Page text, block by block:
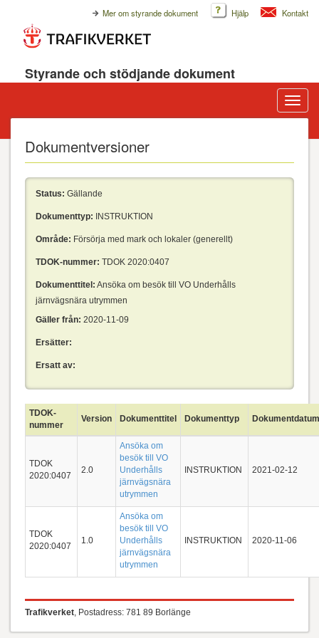
Mer om styrande dokument Hjälp Kontakt
Styrande och stödjande dokument
Visa/
meny
Dokumentversioner
Status: Gällande
Dokumenttyp: INSTRUKTION
Område: Försörja med mark och lokaler (generellt)
TDOK-nummer: TDOK 2020:0407
Dokumenttitel: Ansöka om besök till VO Underhålls
järnvägsnära utrymmen
Gäller från: 2020-11-09
Ersätter:
Ersatt av:
TDOK-
nummer
Version Dokumenttitel Dokumenttyp Dokumentdatum
TDOK
2020:0407
2.0
Ansöka om
besök till VO
Underhålls
järnvägsnära
utrymmen
INSTRUKTION 2021-02-12
TDOK
2020:0407
1.0
Ansöka om
besök till VO
Underhålls
järnvägsnära
utrymmen
INSTRUKTION 2020-11-06
Trafikverket, Postadress: 781 89 Borlänge